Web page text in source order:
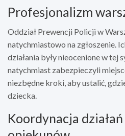
Profesjonalizm
Oddział Prewencji Policji w
natychmiastowo na zgłoszenie.
działania były nieocenione w tej
natychmiast zabezpieczyli
niezbędne kroki, aby ustalić,
dziecka.
Koordynacja